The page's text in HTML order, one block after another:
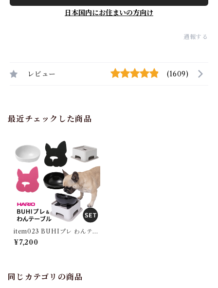
日本国内にお住まいの方向け
通報する
レビュー (1609)
最近チェックした商品
item023 BUHIプレ わんテー
ブル セット 犬 ハリオ『HARI
O』 フードボウル フレンチブ
水器 食器 皿 犬用食器 猫用食
器 滑り止め 【イチオシ！】IT
¥7,200
同じカテゴリの商品